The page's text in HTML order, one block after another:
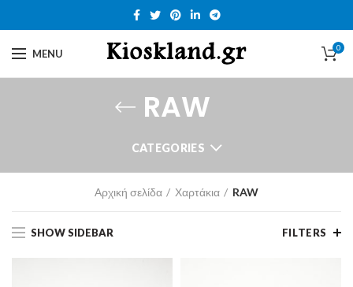
MENU 0
RAW
CATEGORIES
Αρχική σελίδα Χαρτάκια RAW
SHOW SIDEBAR FILTERS